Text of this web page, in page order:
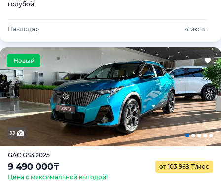
голубой
Павлодар 4 июля
22
GAC GS3 2025
9 490 000₸ от 103 968 ₸/мес
Цена с максимальной выгодой!